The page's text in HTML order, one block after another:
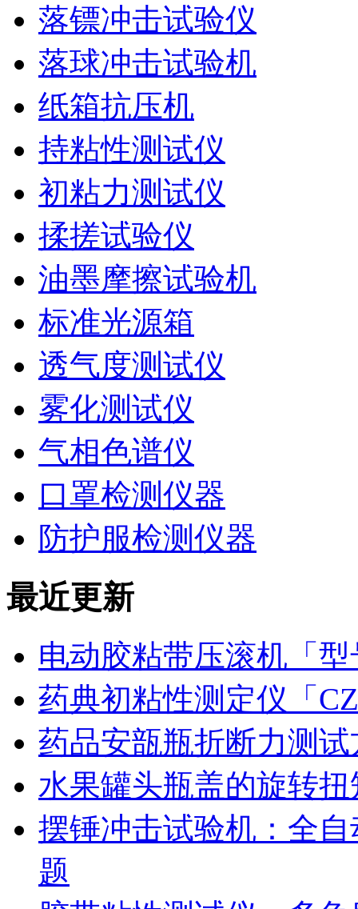
落镖冲击试验仪
落球冲击试验机
纸箱抗压机
持粘性测试仪
初粘力测试仪
揉搓试验仪
油墨摩擦试验机
标准光源箱
透气度测试仪
雾化测试仪
气相色谱仪
口罩检测仪器
防护服检测仪器
最近更新
电动胶粘带压滚机「
药典初粘性测定仪「
药品安瓿瓶折断力测
水果罐头瓶盖的旋转
摆锤冲击试验机：全
题